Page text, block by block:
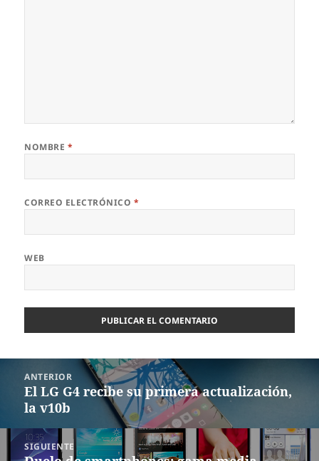
NOMBRE *
CORREO ELECTRÓNICO *
WEB
entradas
ANTERIOR
Entrada
anterior:
El LG G4 recibe su primera actualización,
la v10b
SIGUIENTE